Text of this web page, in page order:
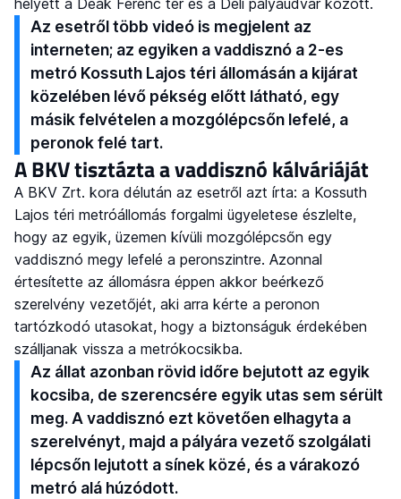
Az esetről több videó is megjelent az
interneten; az egyiken a vaddisznó a 2-es
metró Kossuth Lajos téri állomásán a kijárat
közelében lévő pékség előtt látható, egy
másik felvételen a mozgólépcsőn lefelé, a
peronok felé tart.
A BKV tisztázta a vaddisznó kálváriáját
A BKV Zrt. kora délután az esetről azt írta: a Kossuth
Lajos téri metróállomás forgalmi ügyeletese észlelte,
hogy az egyik, üzemen kívüli mozgólépcsőn egy
vaddisznó megy lefelé a peronszintre. Azonnal
értesítette az állomásra éppen akkor beérkező
szerelvény vezetőjét, aki arra kérte a peronon
tartózkodó utasokat, hogy a biztonságuk érdekében
szálljanak vissza a metrókocsikba.
Az állat azonban rövid időre bejutott az egyik
kocsiba, de szerencsére egyik utas sem sérült
meg. A vaddisznó ezt követően elhagyta a
szerelvényt, majd a pályára vezető szolgálati
lépcsőn lejutott a sínek közé, és a várakozó
metró alá húzódott.